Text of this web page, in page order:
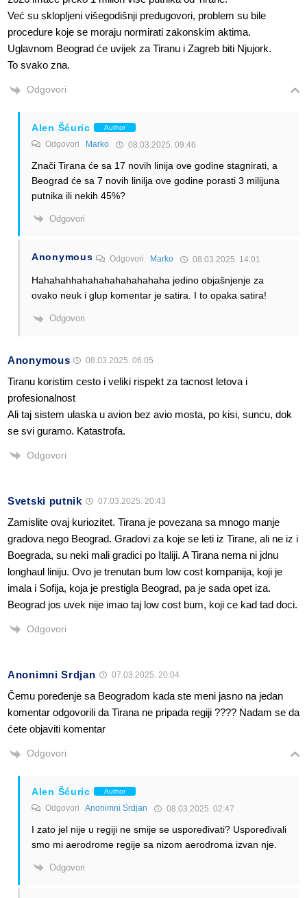
Već su sklopljeni višegodišnji predugovori, problem su bile
procedure koje se moraju normirati zakonskim aktima.
Uglavnom Beograd će uvijek za Tiranu i Zagreb biti Njujork.
To svako zna.
Odgovori
Alen Šćuric Author
Odgovori Marko 08.03.2025. 09:46
Znači Tirana će sa 17 novih linija ove godine stagnirati, a
Beograd će sa 7 novih linilja ove godine porasti 3 milijuna
putnika ili nekih 45%?
Odgovori
Anonymous Odgovori Marko 08.03.2025. 14:01
Hahahahhahahahahahahahaha jedino objašnjenje za
ovako neuk i glup komentar je satira. I to opaka satira!
Odgovori
Anonymous 08.03.2025. 06:05
Tiranu koristim cesto i veliki rispekt za tacnost letova i
profesionalnost
Ali taj sistem ulaska u avion bez avio mosta, po kisi, suncu, dok
se svi guramo. Katastrofa.
Odgovori
Svetski putnik 07.03.2025. 20:43
Zamislite ovaj kuriozitet. Tirana je povezana sa mnogo manje
gradova nego Beograd. Gradovi za koje se leti iz Tirane, ali ne iz i
Boegrada, su neki mali gradici po Italiji. A Tirana nema ni jdnu
longhaul liniju. Ovo je trenutan bum low cost kompanija, koji je
imala i Sofija, koja je prestigla Beograd, pa je sada opet iza.
Beograd jos uvek nije imao taj low cost bum, koji ce kad tad doci.
Odgovori
Anonimni Srdjan 07.03.2025. 20:04
Čemu poređenje sa Beogradom kada ste meni jasno na jedan
komentar odgovorili da Tirana ne pripada regiji ???? Nadam se da
ćete objaviti komentar
Odgovori
Alen Šćuric Author
Odgovori Anonimni Srdjan 08.03.2025. 02:47
I zato jel nije u regiji ne smije se uspoređivati? Uspoređivali
smo mi aerodrome regije sa nizom aerodroma izvan nje.
Odgovori